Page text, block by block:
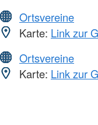
Ortsvereine
Karte: Link zur
Ortsvereine
Karte: Link zur